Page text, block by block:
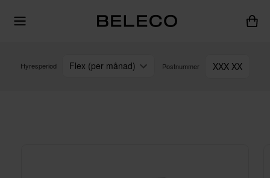
Hyresperiod Flex (per månad) Postnummer XXX XX